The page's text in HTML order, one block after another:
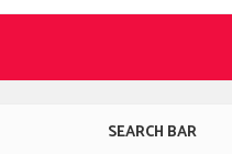
SEARCH BAR